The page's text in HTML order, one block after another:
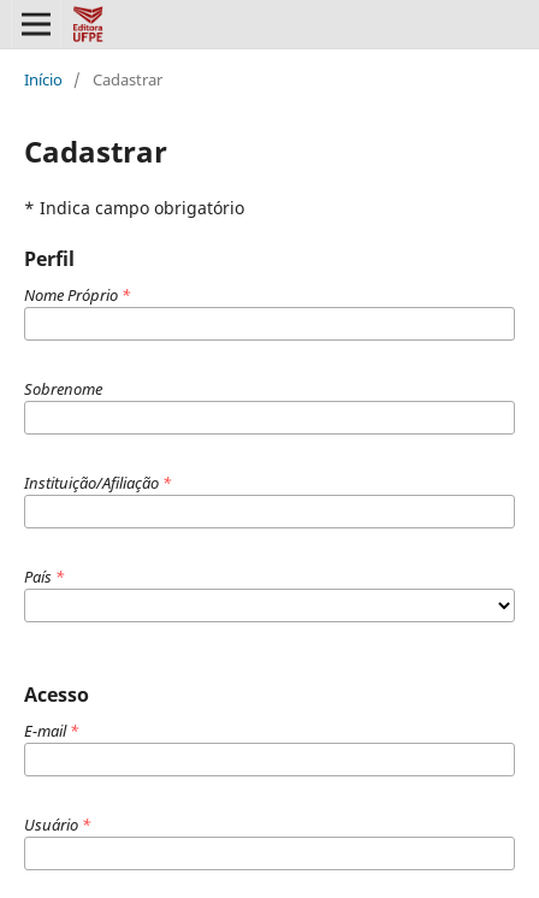
Início / Cadastrar
Cadastrar
* Indica campo obrigatório
Perfil
Nome Próprio *
Sobrenome
Instituição/Afiliação *
País *
Acesso
E-mail*
Usuário *